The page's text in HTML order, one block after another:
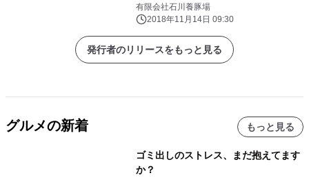
有限会社石川養豚場
2018年11月14日 09:30
発行者のリリースをもっと見る
グルメの新着 もっと見る
ゴミ出しのストレス、まだ抱えてます
か？